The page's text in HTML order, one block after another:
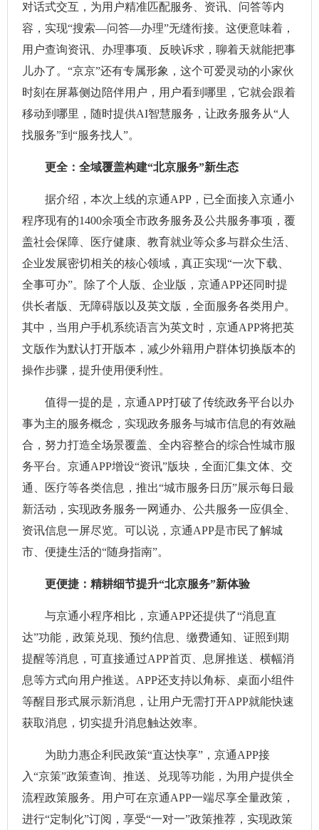
对话式交互，为用户精准匹配服务、资讯、问答等内
容，实现“搜索—问答—办理”无缝衔接。这便意味着，
用户查询资讯、办理事项、反映诉求，聊着天就能把事
儿办了。“京京”还有专属形象，这个可爱灵动的小家伙
时刻在屏幕侧边陪伴用户，用户看到哪里，它就会跟着
移动到哪里，随时提供AI智慧服务，让政务服务从“人
找服务”到“服务找人”。
更全：全域覆盖构建“北京服务”新生态
据介绍，本次上线的京通APP，已全面接入京通小
程序现有的1400余项全市政务服务及公共服务事项，覆
盖社会保障、医疗健康、教育就业等众多与群众生活、
企业发展密切相关的核心领域，真正实现“一次下载、
全事可办”。除了个人版、企业版，京通APP还同时提
供长者版、无障碍版以及英文版，全面服务各类用户。
其中，当用户手机系统语言为英文时，京通APP将把英
文版作为默认打开版本，减少外籍用户群体切换版本的
操作步骤，提升使用便利性。
值得一提的是，京通APP打破了传统政务平台以办
事为主的服务概念，实现政务服务与城市信息的有效融
合，努力打造全场景覆盖、全内容整合的综合性城市服
务平台。京通APP增设“资讯”版块，全面汇集文体、交
通、医疗等各类信息，推出“城市服务日历”展示每日最
新活动，实现政务服务一网通办、公共服务一应俱全、
资讯信息一屏尽览。可以说，京通APP是市民了解城
市、便捷生活的“随身指南”。
更便捷：精耕细节提升“北京服务”新体验
与京通小程序相比，京通APP还提供了“消息直
达”功能，政策兑现、预约信息、缴费通知、证照到期
提醒等消息，可直接通过APP首页、息屏推送、横幅消
息等方式向用户推送。APP还支持以角标、桌面小组件
等醒目形式展示新消息，让用户无需打开APP就能快速
获取消息，切实提升消息触达效率。
为助力惠企利民政策“直达快享”，京通APP接
入“京策”政策查询、推送、兑现等功能，为用户提供全
流程政策服务。用户可在京通APP一端尽享全量政策，
进行“定制化”订阅，享受“一对一”政策推荐，实现政策